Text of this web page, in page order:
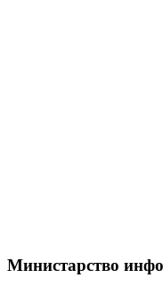
Министарство